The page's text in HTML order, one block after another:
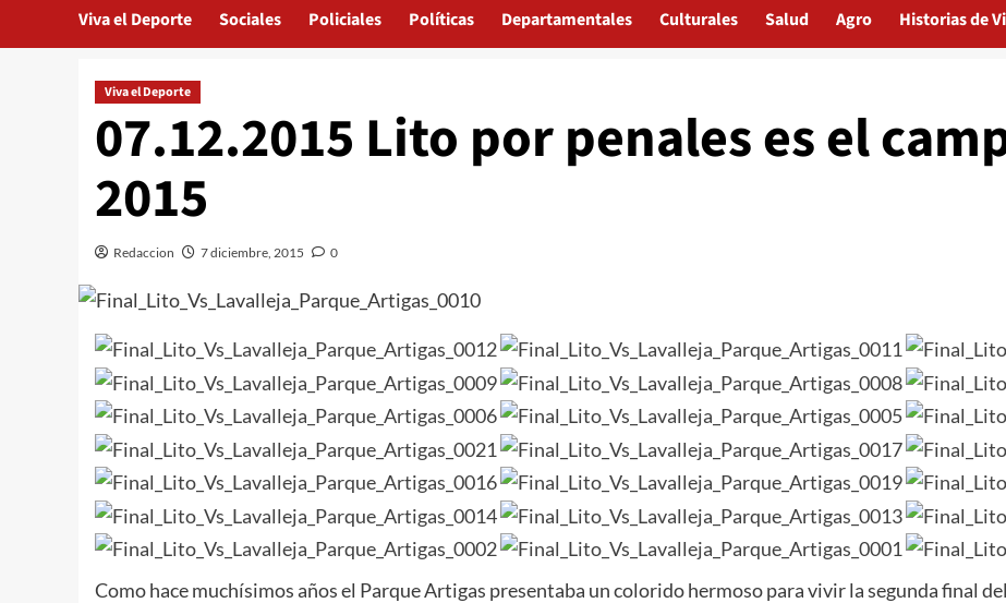
Viva el Deporte Sociales Policiales Políticas Departamentales Culturales Salud Agro Historias de
Viva el Deporte
07.12.2015 Lito por penales es el
2015
Redaccion 7 diciembre, 2015 0
Como hace muchísimos años el Parque Artigas presentaba un colorido hermoso para vivir la segunda final